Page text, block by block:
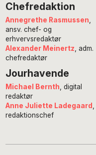
Chefredaktion
Annegrethe Rasmussen,
ansv. chef- og
erhvervsredaktør
Alexander Meinertz, adm.
chefredaktør
Jourhavende
Michael Bernth , digital
redaktør
Anne Juliette Ladegaard
redaktionschef